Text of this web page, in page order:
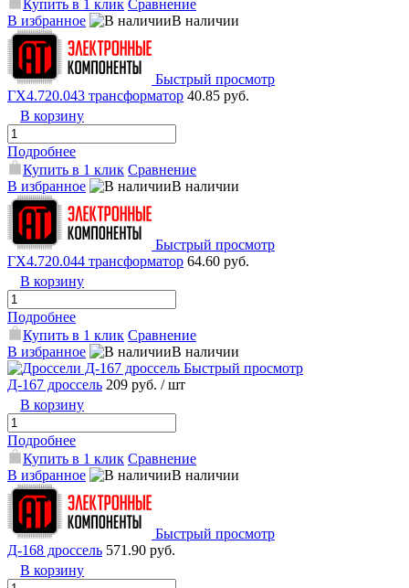
Купить в 1 клик Сравнение
В избранное
В наличии
Быстрый просмотр
ГХ4.720.043 трансформатор 40.85 руб.
В корзину
Подробнее
Купить в 1 клик Сравнение
В избранное
В наличии
Быстрый просмотр
ГХ4.720.044 трансформатор 64.60 руб.
В корзину
Подробнее
Купить в 1 клик Сравнение
В избранное
В наличии
Быстрый просмотр
Д-167 дроссель 209 руб. / шт
В корзину
Подробнее
Купить в 1 клик Сравнение
В избранное
В наличии
Быстрый просмотр
Д-168 дроссель 571.90 руб.
В корзину